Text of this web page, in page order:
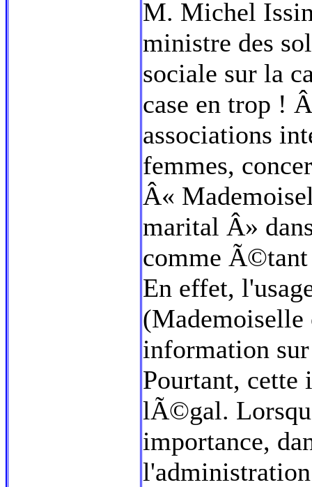
M. Michel
ministre des
sociale sur la
case en trop !
associations
femmes,
Â«
marital Â»
comme
En effet,
(Mademoiselle
information
Pourtant, cette
lÃ©gal.
importance,